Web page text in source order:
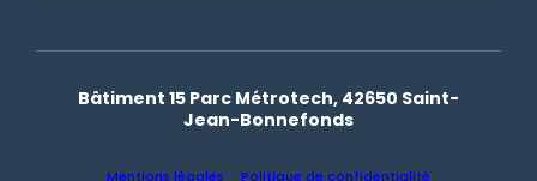
Bâtiment 15 Parc Métrotech, 42650 Saint-
Jean-Bonnefonds
Mentions légales Politique de confidentialité